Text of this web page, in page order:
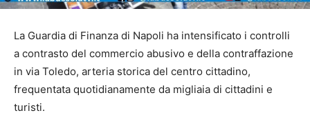
La Guardia di Finanza di Napoli ha intensificato i controlli
a contrasto del commercio abusivo e della contraffazione
in via Toledo, arteria storica del centro cittadino,
frequentata quotidianamente da migliaia di cittadini e
turisti.